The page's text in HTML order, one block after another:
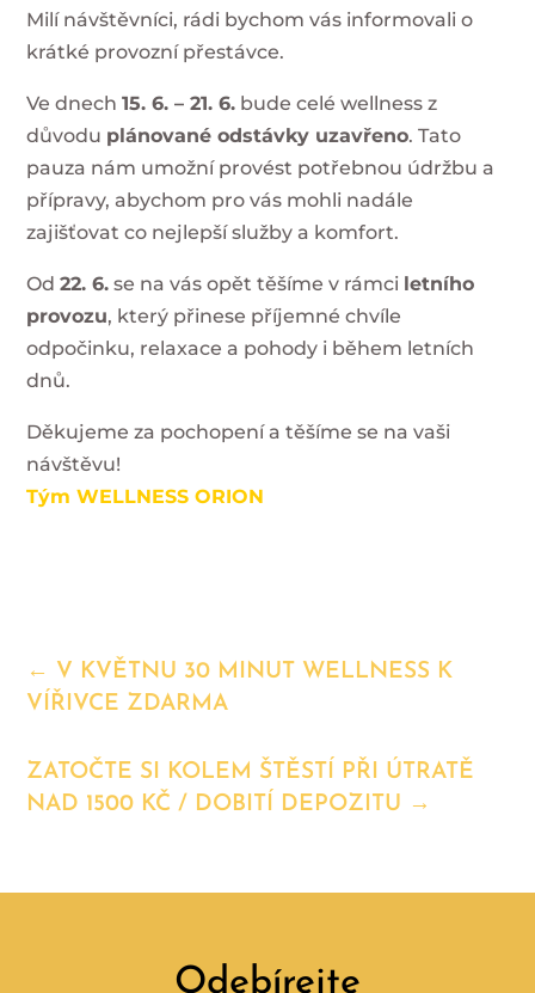
Milí návštěvníci, rádi bychom vás informovali o
krátké provozní přestávce.
Ve dnech15. 6. – 21. 6. bude celé wellness z
důvodu plánované odstávky uzavřeno. Tato
pauza nám umožní provést potřebnou údržbu a
přípravy, abychom pro vás mohli nadále
zajišťovat co nejlepší služby a komfort.
Od22. 6. se na vás opět těšíme v rámci letního
provozu, který přinese příjemné chvíle
odpočinku, relaxace a pohody i během letních
dnů.
Děkujeme za pochopení a těšíme se na vaši
návštěvu!
Tým WELLNESS ORION
← V KVĚTNU 30 MINUT WELLNESS K
VÍŘIVCE ZDARMA
ZATOČTE SI KOLEM ŠTĚSTÍ PŘI ÚTRATĚ
NAD 1500 KČ / DOBITÍ DEPOZITU →
Odebírejte